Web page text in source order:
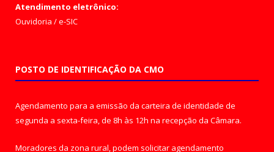
Atendimento eletrônico:
Ouvidoria /e-SIC
POSTO DE IDENTIFICAÇÃO DA CMO
Agendamento para a emissão da carteira de identidade de
segunda a sexta-feira, de 8h às 12h na recepção da Câmara.
Moradores da zona rural, podem solicitar agendamento